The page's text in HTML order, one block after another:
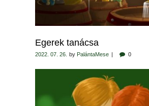
Egerek tanácsa
2022. 07. 26. by PalántaMese 0